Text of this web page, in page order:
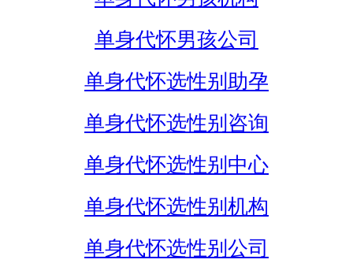
单身代怀男孩公司
单身代怀选性别助孕
单身代怀选性别咨询
单身代怀选性别中心
单身代怀选性别机构
单身代怀选性别公司